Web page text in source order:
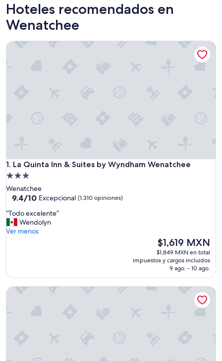
Hoteles recomendados en
Wenatchee
1. La Quinta Inn & Suites by Wyndham Wenatchee
La Quinta Inn & Suites by Wyndham Wenatchee
Propiedad
de
3.0
Wenatchee
9.4
10,
Excepcional,
(1,310
9.4/10 Excepcional (1,310 opiniones)
“
T
o
c
l
“Todo excelente”
Wendolyn
Ver menos
El
precio
actual
de
$1,619 MXN
$1,619 MXN
$1,849 MXN en total
impuestos y cargos incluidos
9 ago. - 10 ago.
La Quinta Inn & Suites by Wyndham Wenatchee
Best Western Plus Wenatchee Downtown Hotel